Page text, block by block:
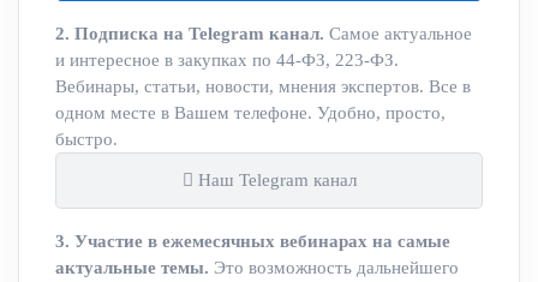
2. Подписка на Telegram канал. Самое актуальное
и интересное в закупках по 44-ФЗ, 223-ФЗ.
Вебинары, статьи, новости, мнения экспертов. Все в
одном месте в Вашем телефоне. Удобно, просто,
быстро.
Наш Telegram канал
3. Участие в ежемесячных вебинарах на самые
актуальные темы. Это возможность дальнейшего